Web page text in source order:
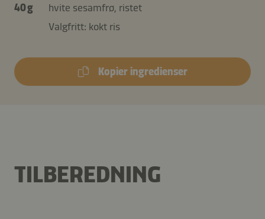
40 g
hvite sesamfrø, ristet
Valgfritt: kokt ris
Kopier ingredienser
TILBEREDNING